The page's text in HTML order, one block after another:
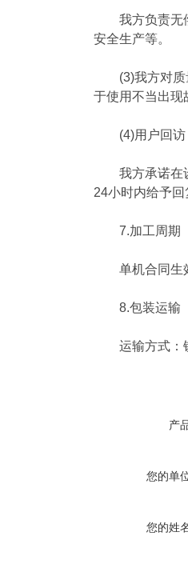
我方负责无偿
安全生产等。
(3)我方对质量
于使用不当出现
(4)用户回访
我方承诺在设
24小时内给予回
7.加工周期
单机合同生
8.包装运输
运输方式：铁
产
您的单
您的姓